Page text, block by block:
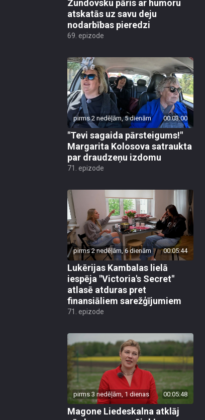
Zundovsku pāris ar humoru
atskatās uz savu deju
nodarbības pieredzi
69. epizode
pirms 2 nedēļām, 5 dienām 00:03:00
"Tevi sagaida pārsteigums!"
Margarita Kolosova satraukta
par draudzeņu izdomu
71. epizode
pirms 2 nedēļām, 6 dienām 00:05:44
Lukērijas Kambalas lielā
iespēja "Victoria's Secret"
atlasē atduras pret
finansiāliem sarežģījumiem
71. epizode
pirms 3 nedēļām, 1 dienas 00:05:48
Magone Liedeskalna atklāj